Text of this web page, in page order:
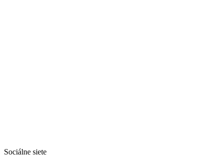
Sociálne siete